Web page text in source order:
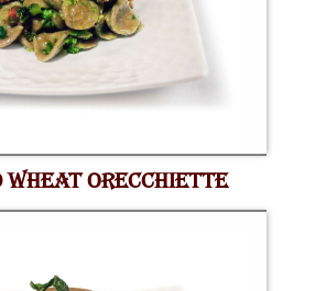
WHEAT ORECCHIETTE